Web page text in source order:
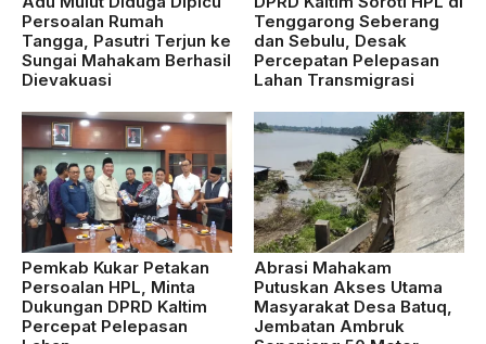
Persoalan Rumah
Tangga, Pasutri Terjun ke
Sungai Mahakam Berhasil
Dievakuasi
Tenggarong Seberang
dan Sebulu, Desak
Percepatan Pelepasan
Lahan Transmigrasi
Pemkab Kukar Petakan
Persoalan HPL, Minta
Dukungan DPRD Kaltim
Percepat Pelepasan
Abrasi Mahakam
Putuskan Akses Utama
Masyarakat Desa Batuq,
Jembatan Ambruk